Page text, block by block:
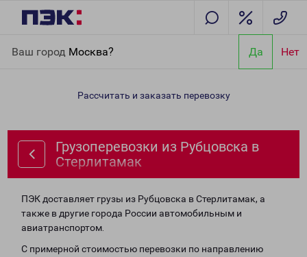
Ваш город Москва? Да Нет
Стерлитамак
Рассчитать и заказать перевозку
Грузоперевозки из Рубцовска в
Стерлитамак
ПЭК доставляет грузы из Рубцовска в Стерлитамак, а
также в другие города России автомобильным и
авиатранспортом.
С примерной стоимостью перевозки по направлению